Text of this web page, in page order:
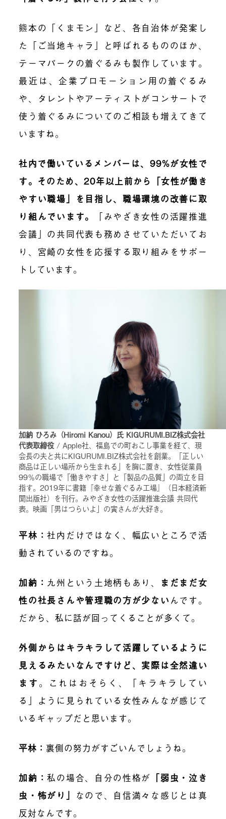
熊本の「くまモン」など、各自治体が発案し
た「ご当地キャラ」と呼ばれるもののほか、
テーマパークの着ぐるみも製作しています。
最近は、企業プロモーション用の着ぐるみ
や、タレントやアーティストがコンサートで
使う着ぐるみについてのご相談も増えてきて
いますね。
社内で働いているメンバーは、99%が女性で
す。そのため、20年以上前から「女性が働き
やすい職場」を目指し、職場環境の改善に取
り組んでいます。
「みやざき女性の活躍推進
会議」の共同代表も務めさせていただいてお
り、宮崎の女性を応援する取り組みをサポー
トしています。
加納 ひろみ（Hiromi Kanou）氏 KIGURUMI.BIZ株式会社
代表取締役/ Apple社、福島での町おこし事業を経て、現
会長の夫と共にKIGURUMI.BIZ株式会社を創業。「正しい
商品は正しい場所から生まれる」を胸に置き、女性従業員
99％の職場で「働きやすさ」と「製品の品質」の両立を目
指す。2019年に書籍『幸せな着ぐるみ工場』（日本経済新
聞出版社）を刊行。みやざき女性の活躍推進会議 共同代
表。映画「男はつらいよ」の寅さんが大好き。
平林 ：社内だけではなく、幅広いところで活
動されているのですね。
加納 ： 九州という土地柄もあり、
まだまだ女
性の社長さんや管理職の方が少ない んです。
だから、私に話が回ってくることが多くて。
外側からはキラキラして活躍しているように
見えるみたいなんですけど、実際は全然違い
ます 。
これはおそらく、「キラキラしてい
る」ように見られている女性みんなが感じて
いるギャップだと思います。
平林 ： 裏側の努力がすごいんでしょうね。
加納 ：私の場合、自分の性格が 「弱虫・泣き
虫・怖がり」 なので、自信満々な感じとは真
反対なんです。